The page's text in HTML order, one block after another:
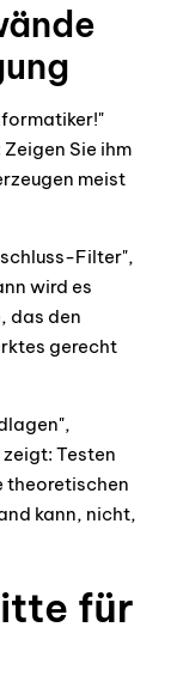
Sie ihm
meist
Filter",
wird es
das den
gerecht
Testen
theoretischen
kann, nicht,
für